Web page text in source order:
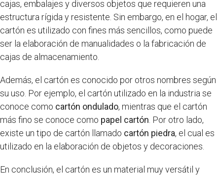
cajas, embalajes y diversos objetos que requieren una
estructura rígida y resistente. Sin embargo, en el hogar, el
cartón es utilizado con fines más sencillos, como puede
ser la elaboración de manualidades o la fabricación de
cajas de almacenamiento.
Además, el cartón es conocido por otros nombres según
su uso. Por ejemplo, el cartón utilizado en la industria se
conoce como cartón ondulado, mientras que el cartón
más fino se conoce como papel cartón . Por otro lado,
existe un tipo de cartón llamado cartón piedra, el cual es
utilizado en la elaboración de objetos y decoraciones.
En conclusión, el cartón es un material muy versátil y